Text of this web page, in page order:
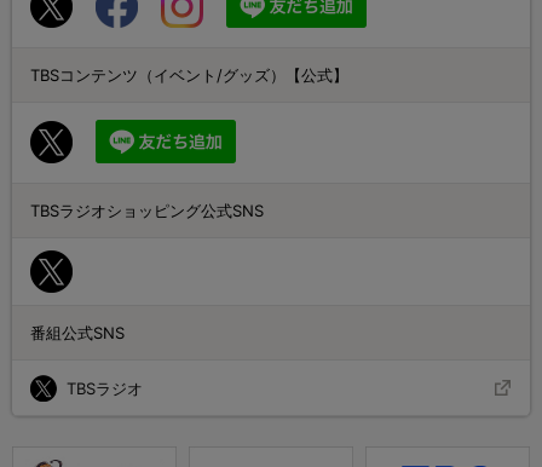
TBSコンテンツ（イベント/グッズ）【公式】
TBSラジオショッピング公式SNS
番組公式SNS
TBSラジオ